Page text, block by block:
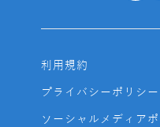
利用規約
プライバシーポリシー
ソーシャルメディア